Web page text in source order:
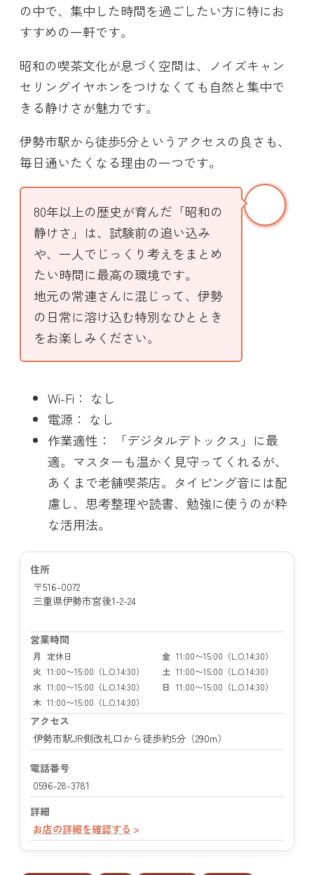
の中で、集中した時間を過ごしたい方に特にお
すすめの一軒です。
昭和の喫茶文化が息づく空間は、ノイズキャン
セリングイヤホンをつけなくても自然と集中で
きる静けさが魅力です。
伊勢市駅から徒歩5分というアクセスの良さも、
毎日通いたくなる理由の一つです。
80年以上の歴史が育んだ「昭和の
静けさ」は、試験前の追い込み
や、一人でじっくり考えをまとめ
たい時間に最高の環境です。
地元の常連さんに混じって、伊勢
の日常に溶け込む特別なひととき
をお楽しみください。
Wi-Fi： なし
電源： なし
作業適性： 「デジタルデトックス」に最
適。マスターも温かく見守ってくれるが、
あくまで老舗喫茶店。タイピング音には配
慮し、思考整理や読書、勉強に使うのが粋
な活用法。
住所
〒516-0072
三重県伊勢市宮後1-2-24
営業時間
月
定休日
火 11:00〜15:00（L.O.14:30）
水 11:00〜15:00（L.O.14:30）
木 11:00〜15:00（L.O.14:30）
金 11:00〜15:00（L.O.14:30）
土 11:00〜15:00（L.O.14:30）
日 11:00〜15:00（L.O.14:30）
アクセス
伊勢市駅JR側改札口から徒歩約5分（290m）
電話番号
0596-28-3781
詳細
お店の詳細を確認する